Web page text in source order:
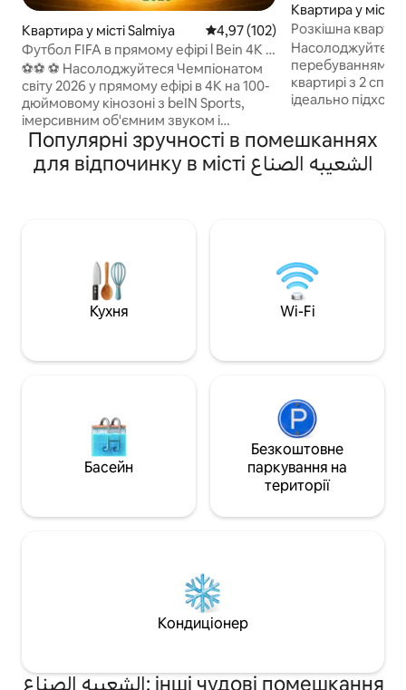
Квартира у місті Salmiya Середня оцінка: 4,97 з 5,
4,97 (102)
Футбол FIFA в прямому ефірі l Bein 4K |
Кінотеатр l VIP
⚽️⚽️ ⚽ Насолоджуйтеся Чемпіонатом
світу 2026 у прямому ефірі в 4K на 100-
дюймовому кінозоні з beIN Sports,
імерсивним об'ємним звуком і
розкішним комфортом Розслабтеся і
відпочиньте в цьому спокійному,
стильному просторі – повністю
Gogle TV, ✅ 65-дюймовий телевізор 4K
UHDSmart у головній спальні 🛌
Високошвидкісний Інтернет✅ 5G ✅
прибуття/виїзд
Квартира у місті
Розкішна
біля моря
Насолоджуйтеся
перебуванням у
квартирі з 2
ідеально
перебування. Ці апартаменти
розташовані в
будинку з
від того, чи ви
справах, чи на
помешкання
Популярні зручності в помешканнях
для відпочинку в місті الشعيبه الصناع
Кухня Wi-Fi
Басейн
Безкоштовне
паркування на
території
Кондиціонер
الشعيبه الصناع: інші чудові помешкання